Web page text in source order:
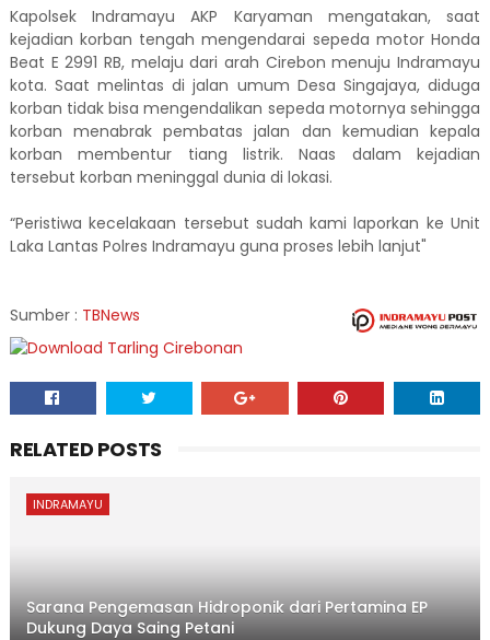
Kapolsek Indramayu AKP Karyaman mengatakan, saat
kejadian korban tengah mengendarai sepeda motor Honda
Beat E 2991 RB, melaju dari arah Cirebon menuju Indramayu
kota. Saat melintas di jalan umum Desa Singajaya, diduga
korban tidak bisa mengendalikan sepeda motornya sehingga
korban menabrak pembatas jalan dan kemudian kepala
korban membentur tiang listrik. Naas dalam kejadian
tersebut korban meninggal dunia di lokasi.
“Peristiwa kecelakaan tersebut sudah kami laporkan ke Unit
Laka Lantas Polres Indramayu guna proses lebih lanjut"
Sumber : TBNews
RELATED POSTS
INDRAMAYU
Sarana Pengemasan Hidroponik dari Pertamina EP
Dukung Daya Saing Petani